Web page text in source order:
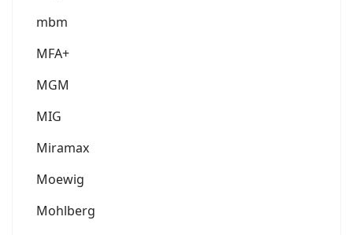
mbm
MFA+
MGM
MIG
Miramax
Moewig
Mohlberg